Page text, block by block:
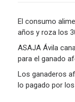
El consumo
años y roza los
ASAJA Ávila
para el ganado
Los ganaderos
lo pagado por